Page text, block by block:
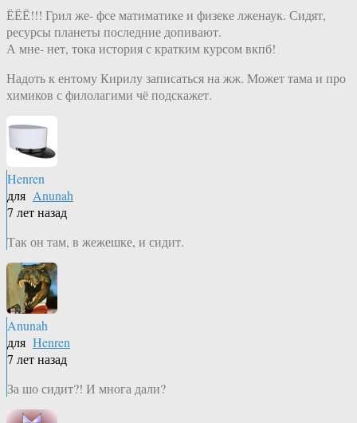
ЁЁЁ!!! Грил же- фсе матиматике и физеке лженаук. Сидят,
ресурсы планеты последние допивают.
А мне- нет, тока история с кратким курсом вкпб!
Надоть к ентому Кирилу записаться на жж. Может тама и про
химиков с филолагими чё подскажет.
Henren
для Anunah
7 лет назад
Так он там, в жежешке, и сидит.
Anunah
для Henren
7 лет назад
За шо сидит?! И многа дали?